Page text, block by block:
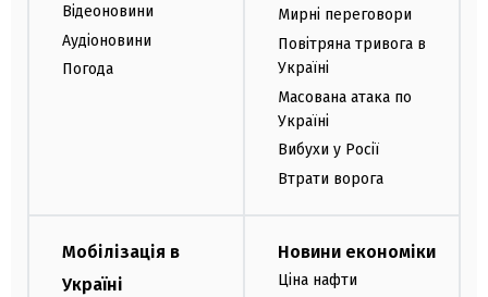
Відеоновини
Аудіоновини
Погода
Мирні переговори
Повітряна тривога в
Україні
Масована атака по
Україні
Вибухи у Росії
Втрати ворога
Мобілізація в
Україні
Новини економіки
Ціна нафти